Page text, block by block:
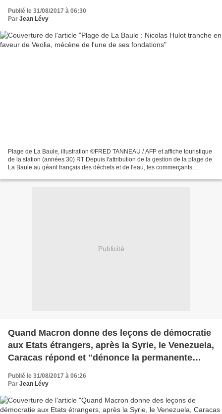
Publié le 31/08/2017 à 06:30
Par Jean Lévy
Plage de La Baule, illustration ©FRED TANNEAU / AFP et affiche touristique
de la station (années 30) RT Depuis l'attribution de la gestion de la plage de
La Baule au géant français des déchets et de l'eau, les commerçants
Publicité
Quand Macron donne des leçons de démocratie
aux Etats étrangers, après la Syrie, le Venezuela,
Caracas répond et "dénonce la permanente
ignorant les principes les plus élémentaires du
Publié le 31/08/2017 à 06:26
Par Jean Lévy